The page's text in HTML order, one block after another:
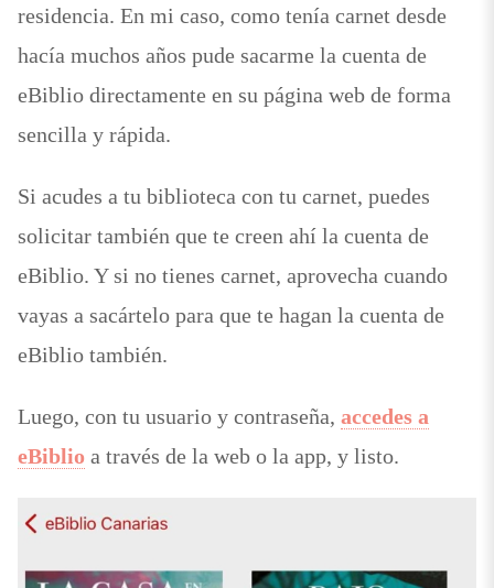
residencia. En mi caso, como tenía carnet desde
hacía muchos años pude sacarme la cuenta de
eBiblio directamente en su página web de forma
sencilla y rápida.
Si acudes a tu biblioteca con tu carnet, puedes
solicitar también que te creen ahí la cuenta de
eBiblio. Y si no tienes carnet, aprovecha cuando
vayas a sacártelo para que te hagan la cuenta de
eBiblio también.
Luego, con tu usuario y contraseña, accedes a
eBiblioa través de la web o la app, y listo.